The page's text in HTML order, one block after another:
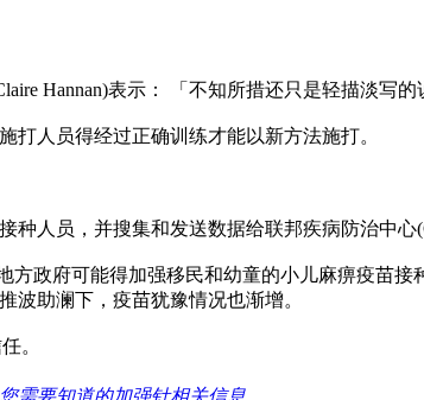
Hannan)表示： 「不知所措还只是轻描淡写的
人员得经过正确训练才能以新方法施打。
人员，并搜集和发送数据给联邦疾病防治中心
政府可能得加强移民和幼童的小儿麻痹疫苗
波助澜下，疫苗犹豫情况也渐增。
。
需要知道的加强针相关信息